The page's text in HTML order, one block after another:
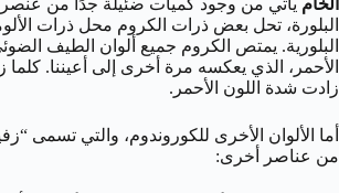
الخام يأتي من وجود كميات ضئيلة جدًا من عنصر
البلورة، تحل بعض ذرات الكروم محل ذرات
البلورية. يمتص الكروم جميع ألوان الطيف
الأحمر، الذي يعكسه مرة أخرى إلى أعيننا. كلما
زادت شدة اللون الأحمر.
من عناصر أخرى: